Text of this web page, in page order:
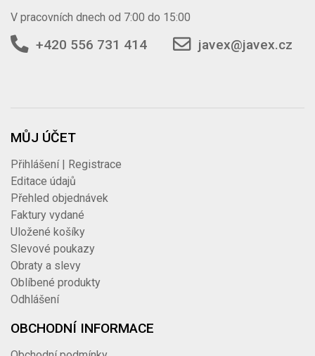
V pracovních dnech od 7:00 do 15:00
+420 556 731 414 javex@javex.cz
MŮJ ÚČET
Přihlášení | Registrace
Editace údajů
Přehled objednávek
Faktury vydané
Uložené košíky
Slevové poukazy
Obraty a slevy
Oblíbené produkty
Odhlášení
OBCHODNÍ INFORMACE